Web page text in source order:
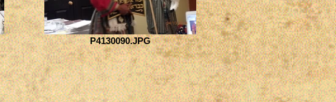
P4130090.JPG